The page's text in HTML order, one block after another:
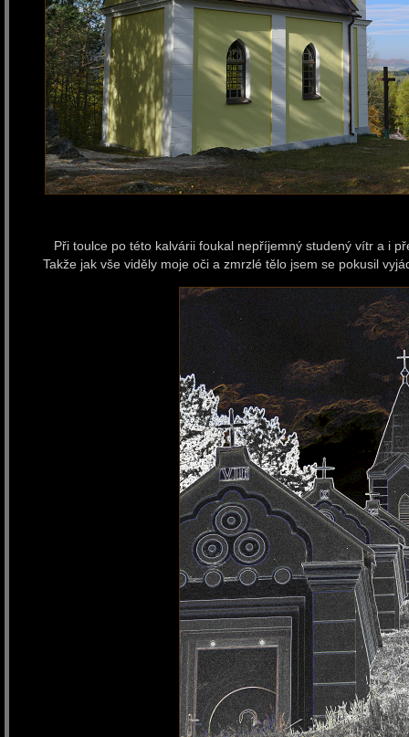
Při toulce po této kalvárii foukal nepříjemný studený vítr a i
Takže jak vše viděly moje oči a zmrzlé tělo jsem se pokusil